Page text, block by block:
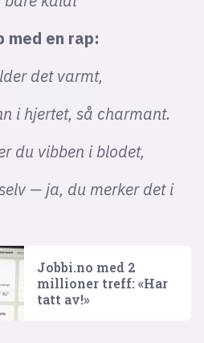
med en rap:
det varmt,
i hjertet, så charmant.
du vibben i blodet,
— ja, du merker det i
Jobbi.no med 2
millioner treff: «Har
tatt av!»